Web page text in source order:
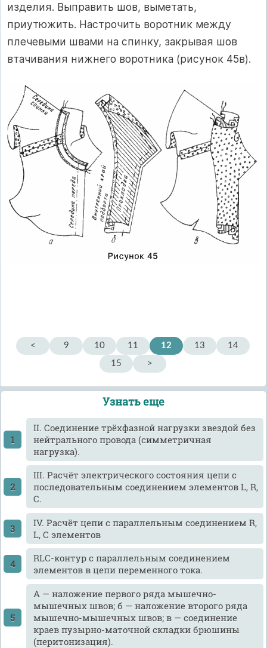
изделия. Выправить шов, выметать,
приутюжить. Настрочить воротник между
плечевыми швами на спинку, закрывая шов
втачивания нижнего воротника (рисунок 45в).
< 9 10 11 12 13
14
15
>
Узнать еще
II. Соединение трёхфазной нагрузки звездой без
нейтрального провода (симметричная
нагрузка).
III. Расчёт электрического состояния цепи с
последовательным соединением элементов L, R,
C.
IV. Расчёт цепи с параллельным соединением R,
L, C элементов
RLC-контур с параллельным соединением
элементов в цепи переменного тока.
А — наложение первого ряда мышечно-
мышечных швов; б — наложение второго ряда
мышечно-мышечных швов; в — соединение
краев пузырно-маточной складки брюшины
(перитонизация).